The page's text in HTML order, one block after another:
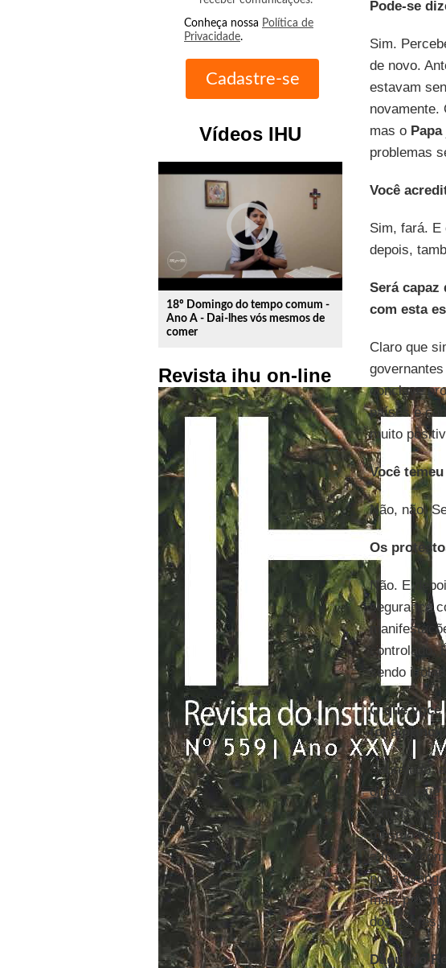
Conheça nossa Política de
Privacidade.
Vídeos IHU
play_circle_outline
18º Domingo do tempo comum -
Ano A - Dai-lhes vós mesmos de
comer
Revista ihu on-line
Pode-se
Sim.
de novo.
estavam
novamente.
mas o Papa
problemas
Você
Sim, fará. E
depois,
Será capaz
com esta
Claro que
conclave
países e
muito
Você
Não, não.
Os
Não. E
segurança
controlado.
sendo
O que
foi a
Sobretudo,
direção que
tem as
mesmo
a forma
nova
mais
dos pobres.
Daqui do